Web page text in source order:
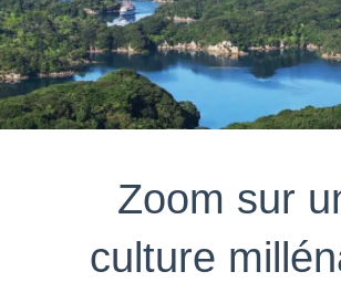
Zoom sur
culture